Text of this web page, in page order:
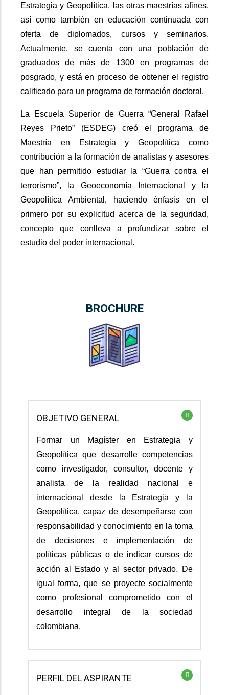
Estrategia y Geopolítica, las otras maestrías afines,
así como también en educación continuada con
oferta de diplomados, cursos y seminarios.
Actualmente, se cuenta con una población de
graduados de más de 1300 en programas de
posgrado, y está en proceso de obtener el registro
calificado para un programa de formación doctoral.
La Escuela Superior de Guerra “General Rafael
Reyes Prieto” (ESDEG) creó el programa de
Maestría en Estrategia y Geopolítica como
contribución a la formación de analistas y asesores
que han permitido estudiar la “Guerra contra el
terrorismo”, la Geoeconomía Internacional y la
Geopolítica Ambiental, haciendo énfasis en el
primero por su explicitud acerca de la seguridad,
concepto que conlleva a profundizar sobre el
estudio del poder internacional.
BROCHURE
OBJETIVO GENERAL
Formar un Magíster en Estrategia y
Geopolítica que desarrolle competencias
como investigador, consultor, docente y
analista de la realidad nacional e
internacional desde la Estrategia y la
Geopolítica, capaz de desempeñarse con
responsabilidad y conocimiento en la toma
de decisiones e implementación de
políticas públicas o de indicar cursos de
acción al Estado y al sector privado. De
igual forma, que se proyecte socialmente
como profesional comprometido con el
desarrollo integral de la sociedad
colombiana.
PERFIL DEL ASPIRANTE